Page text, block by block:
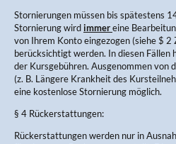
Stornierungen müssen bis spätestens
Stornierung wirdimmereine
von Ihrem Konto eingezogen (siehe $
berücksichtigt werden. In diesen
der Kursgebühren. Ausgenommen von
(z. B. Längere Krankheit des
eine kostenlose Stornierung möglich.
§ 4 Rückerstattungen:
Rückerstattungen werden nur in